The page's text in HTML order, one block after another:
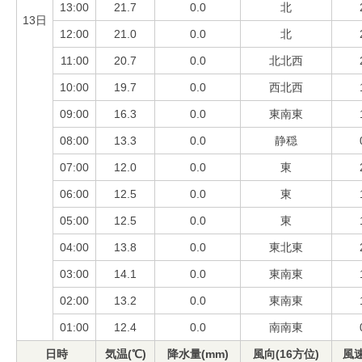
13日
13:00 21.7 0.0 北
12:00 21.0 0.0 北
11:00 20.7 0.0 北北西
10:00 19.7 0.0 西北西
09:00 16.3 0.0 東南東
08:00 13.3 0.0 静穏
07:00 12.0 0.0 東
06:00 12.5 0.0 東
05:00 12.5 0.0 東
04:00 13.8 0.0 東北東
03:00 14.1 0.0 東南東
02:00 13.2 0.0 東南東
01:00 12.4 0.0 南南東
日時 気温(℃) 降水量(mm) 風向(16方位) 風